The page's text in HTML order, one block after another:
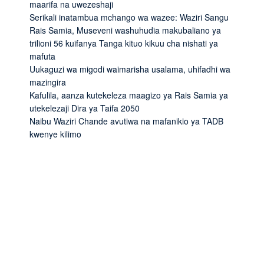
maarifa na uwezeshaji
Serikali inatambua mchango wa wazee: Waziri Sangu
Rais Samia, Museveni washuhudia makubaliano ya
trilioni 56 kuifanya Tanga kituo kikuu cha nishati ya
mafuta
Uukaguzi wa migodi waimarisha usalama, uhifadhi wa
mazingira
Kafulila, aanza kutekeleza maagizo ya Rais Samia ya
utekelezaji Dira ya Taifa 2050
Naibu Waziri Chande avutiwa na mafanikio ya TADB
kwenye kilimo